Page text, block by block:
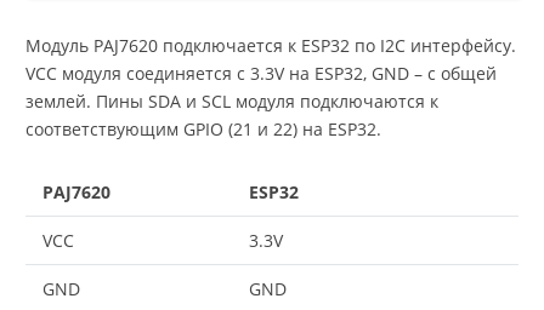
Модуль PAJ7620 подключается к ESP32 по I2C интерфейсу.
VCC модуля соединяется с 3.3V на ESP32, GND – с общей
землей. Пины SDA и SCL модуля подключаются к
соответствующим GPIO (21 и 22) на ESP32.
PAJ7620 ESP32
VCC 3.3V
GND GND